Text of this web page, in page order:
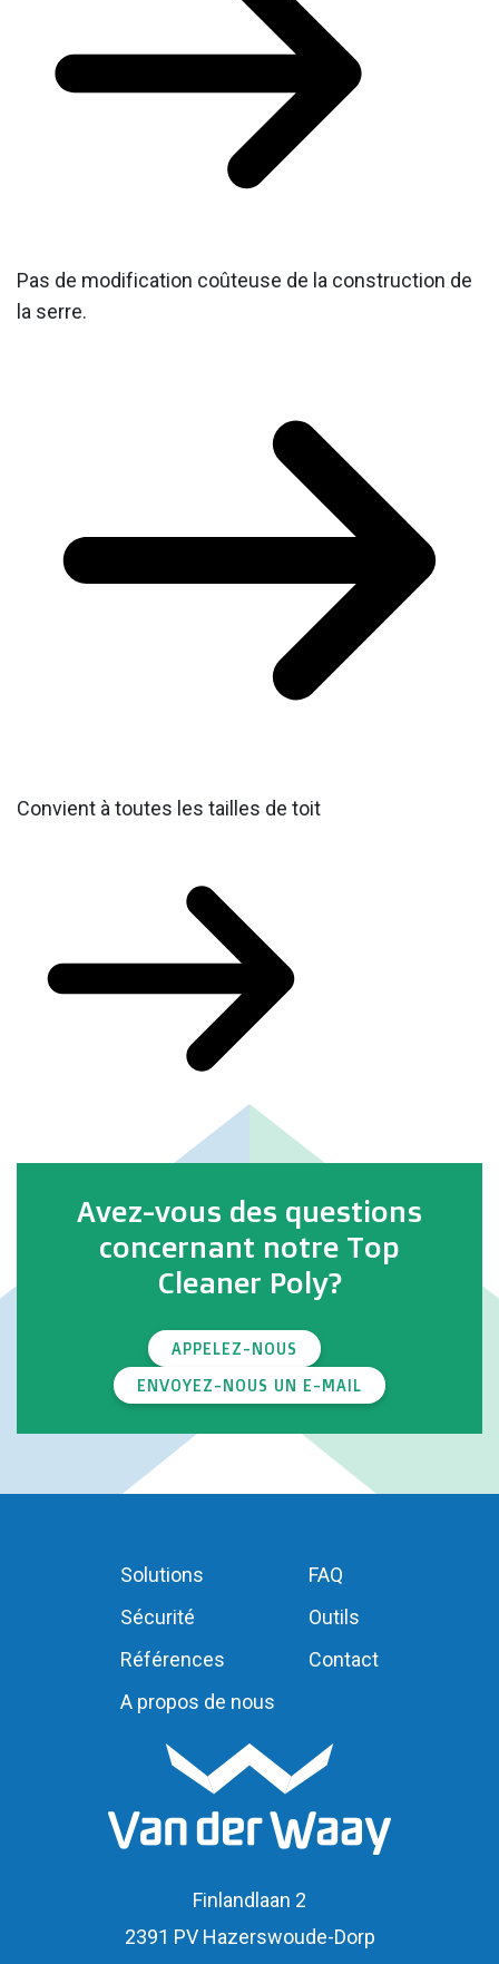
Pas de modification coûteuse de la construction de
la serre.
Convient à toutes les tailles de toit
Avez-vous des questions
concernant notre Top
Cleaner Poly?
APPELEZ-NOUS
ENVOYEZ-NOUS UN E-MAIL
Solutions
Sécurité
Références
A propos de nous
FAQ
Outils
Contact
Finlandlaan 2
2391 PV Hazerswoude-Dorp